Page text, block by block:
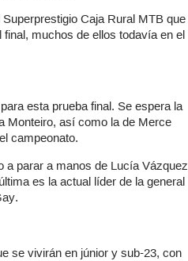
Caja Rural MTB que
muchos de ellos todavía en el
esta prueba final. Se espera la
Monteiro, así como la de Merce
campeonato.
a parar a manos de Lucía Vázquez
es la actual líder de la general
se vivirán en júnior y sub-23, con